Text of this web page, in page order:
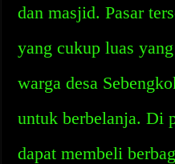
dan masjid. Pasar
yang cukup luas
warga desa
untuk berbelanja. Di
dapat membeli